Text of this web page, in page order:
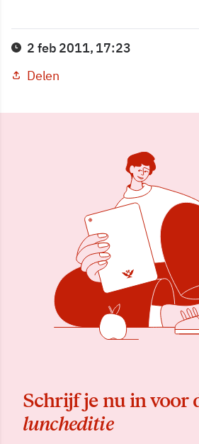
2 feb 2011, 17:23
Delen
Schrijf je nu in voor
luncheditie